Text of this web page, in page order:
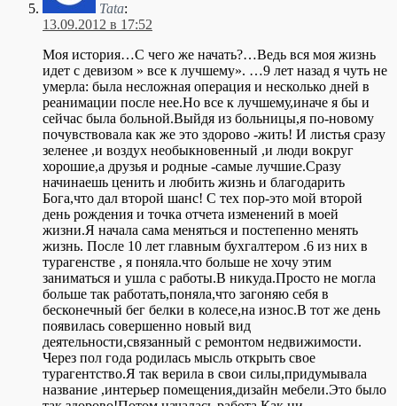
Tata:
13.09.2012 в 17:52
Моя история…С чего же начать?…Ведь вся моя жизнь
идет с девизом » все к лучшему». …9 лет назад я чуть не
умерла: была несложная операция и несколько дней в
реанимации после нее.Но все к лучшему,иначе я бы и
сейчас была больной.Выйдя из больницы,я по-новому
почувствовала как же это здорово -жить! И листья сразу
зеленее ,и воздух необыкновенный ,и люди вокруг
хорошие,а друзья и родные -самые лучшие.Сразу
начинаешь ценить и любить жизнь и благодарить
Бога,что дал второй шанс! С тех пор-это мой второй
день рождения и точка отчета изменений в моей
жизни.Я начала сама меняться и постепенно менять
жизнь. После 10 лет главным бухгалтером .6 из них в
турагенстве , я поняла.что больше не хочу этим
заниматься и ушла с работы.В никуда.Просто не могла
больше так работать,поняла,что загоняю себя в
бесконечный бег белки в колесе,на износ.В тот же день
появилась совершенно новый вид
деятельности,связанный с ремонтом недвижимости.
Через пол года родилась мысль открыть свое
турагентство.Я так верила в свои силы,придумывала
название ,интерьер помещения,дизайн мебели.Это было